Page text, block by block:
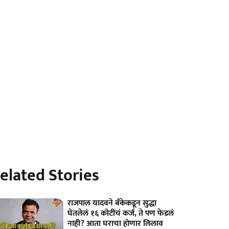
Stories
राजपाल यादवने बँकेकडून सुद्धा
घेतलेलं १६ कोटींचं कर्ज, ते पण फेडलं
नाही? आता घराचा होणार लिलाव